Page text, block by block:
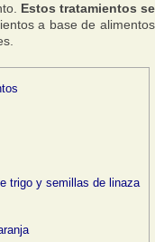
Estos tratamientos se
a base de alimentos
trigo y semillas de linaza